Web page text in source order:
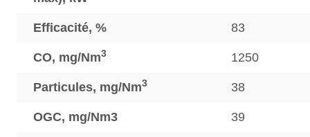
Efficacité, % 83
CO, mg/Nm3 1250
Particules, mg/Nm3 38
OGC, mg/Nm3 39